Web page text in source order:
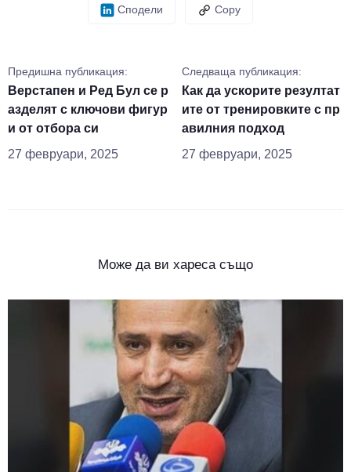
Сподели Copy
Предишна публикация:
Верстапен и Ред Бул се р
азделят с ключови фигур
и от отбора си
27 февруари, 2025
Следваща публикация:
Как да ускорите резултат
ите от тренировките с пр
авилния подход
27 февруари, 2025
Може да ви хареса също